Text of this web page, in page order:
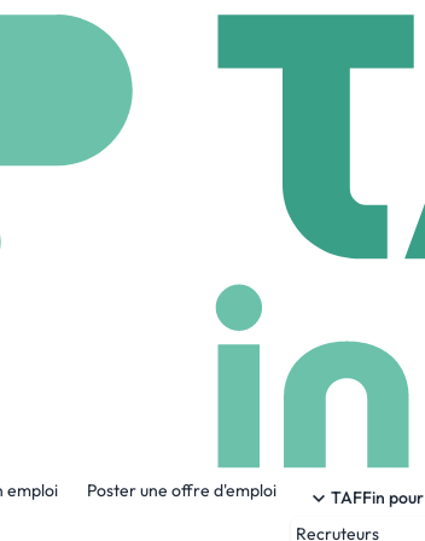
emploi Poster une offre d'emploi
TAFFin pour
Recruteurs
16 Employees
vos objets électroniques plus vite